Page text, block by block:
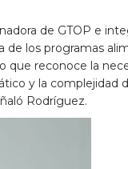
de GTOP e
los programas
reconoce la
y la complejidad
Rodríguez.